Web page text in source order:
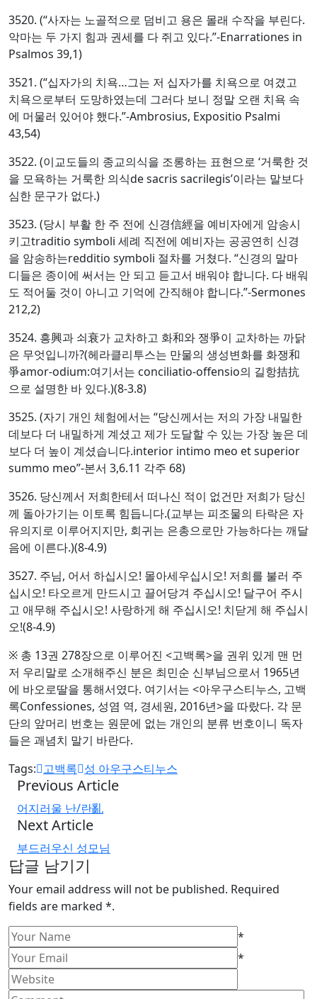
3520. (“사자는 노골적으로 덤비고 용은 몰래 수작을 부린다.
악마는 두 가지 힘과 권세를 다 쥐고 있다.”-Enarrationes in
Psalmos 39,1)
3521. (“십자가의 치욕…그는 저 십자가를 치욕으로 여겼고
치욕으로부터 도망하였는데 그러다 보니 정말 오랜 치욕 속
에 머물러 있어야 했다.”-Ambrosius, Expositio Psalmi
43,54)
3522. (이교도들의 종교의식을 조롱하는 표현으로 ‘거룩한 것
을 모욕하는 거룩한 의식de sacris sacrilegis’이라는 말보다
심한 문구가 없다.)
3523. (당시 부활 한 주 전에 신경信經을 예비자에게 암송시
키고traditio symboli 세례 직전에 예비자는 공공연히 신경
을 암송하는redditio symboli 절차를 거쳤다. “신경의 말마
디들은 종이에 써서는 안 되고 듣고서 배워야 합니다. 다 배워
도 적어둘 것이 아니고 기억에 간직해야 합니다.”-Sermones
212,2)
3524. 흥興과 쇠衰가 교차하고 화和와 쟁爭이 교차하는 까닭
은 무엇입니까?(헤라클리투스는 만물의 생성변화를 화쟁和
爭amor-odium:여기서는 conciliatio-offensio의 길항拮抗
으로 설명한 바 있다.)(8-3.8)
3525. (자기 개인 체험에서는 “당신께서는 저의 가장 내밀한
데보다 더 내밀하게 계셨고 제가 도달할 수 있는 가장 높은 데
보다 더 높이 계셨습니다.interior intimo meo et superior
summo meo”-본서 3,6.11 각주 68)
3526. 당신께서 저희한테서 떠나신 적이 없건만 저희가 당신
께 돌아가기는 이토록 힘듭니다.(교부는 피조물의 타락은 자
유의지로 이루어지지만, 회귀는 은총으로만 가능하다는 깨달
음에 이른다.)(8-4.9)
3527. 주님, 어서 하십시오! 몰아세우십시오! 저희를 불러 주
십시오! 타오르게 만드시고 끌어당겨 주십시오! 달구어 주시
고 애무해 주십시오! 사랑하게 해 주십시오! 치닫게 해 주십시
오!(8-4.9)
※ 총 13권 278장으로 이루어진 <고백록>을 권위 있게 맨 먼
저 우리말로 소개해주신 분은 최민순 신부님으로서 1965년
에 바오로딸을 통해서였다. 여기서는 <아우구스티누스, 고백
록Confessiones, 성염 역, 경세원, 2016년>을 따랐다. 각 문
단의 앞머리 번호는 원문에 없는 개인의 분류 번호이니 독자
들은 괘념치 말기 바란다.
Tags: 고백록 성 아우구스티누스
Previous Article
어지러울 난/란亂
Next Article
부드러우신 성모님
답글 남기기
Your email address will not be published. Required
fields are marked *.
*
*